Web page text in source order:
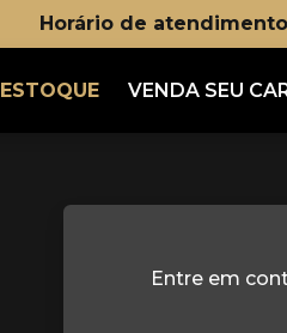
Horário de
ESTOQUE VENDA SEU
Entre em